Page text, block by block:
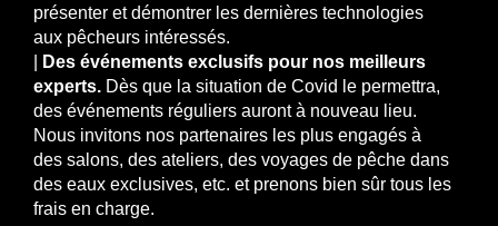
présenter et démontrer les dernières technologies
aux pêcheurs intéressés.
Des événements exclusifs pour nos meilleurs
experts. Dès que la situation de Covid le permettra,
des événements réguliers auront à nouveau lieu.
Nous invitons nos partenaires les plus engagés à
des salons, des ateliers, des voyages de pêche dans
des eaux exclusives, etc. et prenons bien sûr tous les
frais en charge.